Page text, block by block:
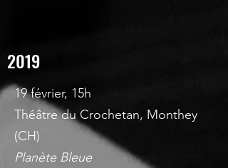
2019
19 février, 15h
Théâtre du Crochetan, Monthey
(CH)
Planète Bleue